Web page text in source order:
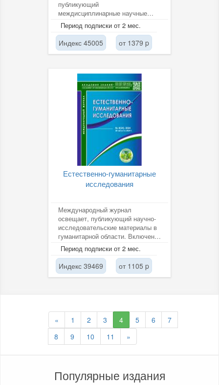
публикующий
междисциплинарные научные
исследования, применяющие
институциональные...
Период подписки от 2 мес.
Индекс 45005 от 1379 p
Естественно-гуманитарные
исследования
Международный журнал
освещает, публикующий научно-
исследовательские материалы в
гуманитарной области. Включен в
ВАК, РИНЦ, Cyberleninka.
Период подписки от 2 мес.
Индекс 39469 от 1105 p
« 1 2 3 4 5 6
7
8
9 10 11 »
Популярные издания